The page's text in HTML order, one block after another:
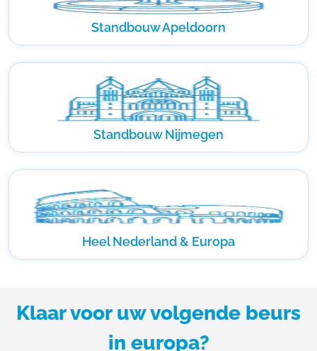
Standbouw Apeldoorn
Standbouw Nijmegen
Heel Nederland & Europa
Klaar voor uw volgende beurs
in europa?